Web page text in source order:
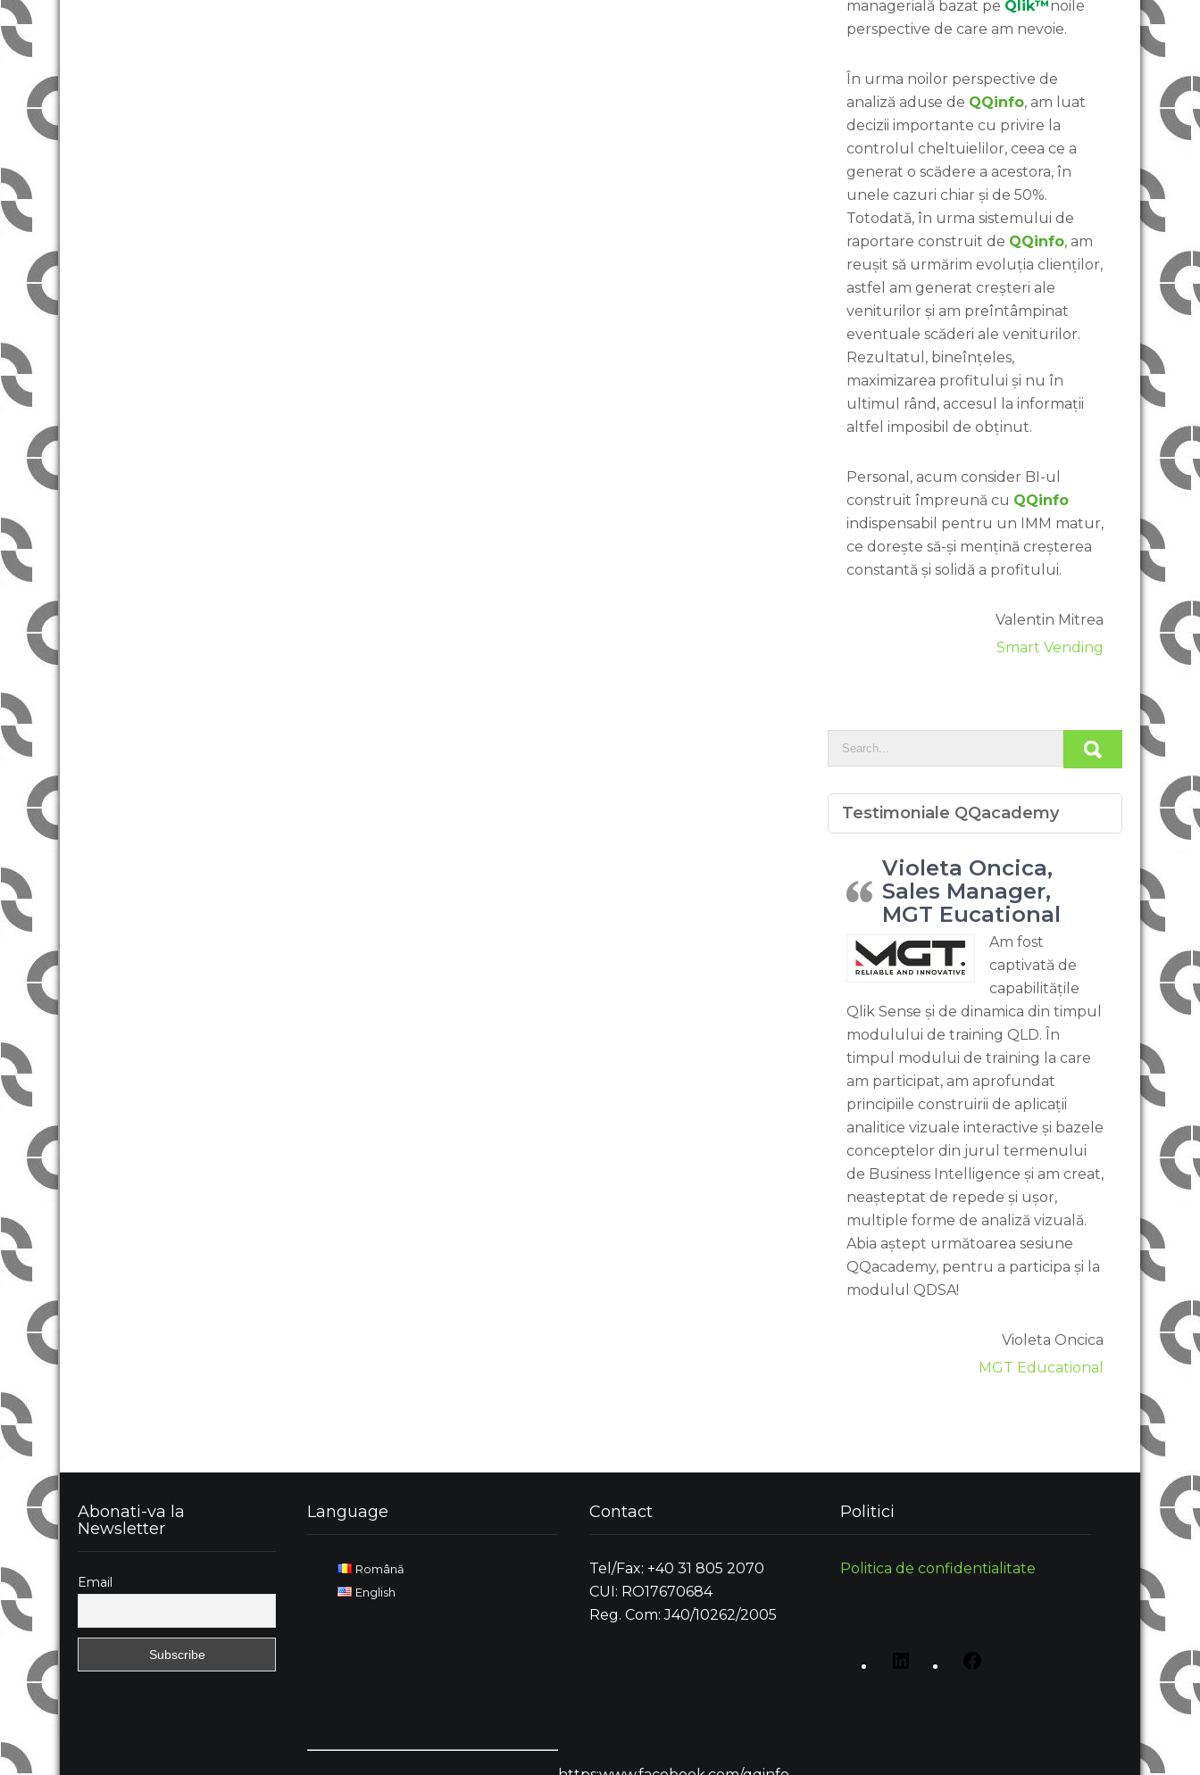
managerială bazat pe Qlik™noile
perspective de care am nevoie.
În urma noilor perspective de
analiză aduse de QQinfo, am luat
decizii importante cu privire la
controlul cheltuielilor, ceea ce a
generat o scădere a acestora, în
unele cazuri chiar și de 50%.
Totodată, în urma sistemului de
raportare construit de QQinfo, am
reușit să urmărim evoluția clienților,
astfel am generat creșteri ale
veniturilor și am preîntâmpinat
eventuale scăderi ale veniturilor.
Rezultatul, bineînțeles,
maximizarea profitului și nu în
ultimul rând, accesul la informații
altfel imposibil de obținut.
Personal, acum consider BI-ul
construit împreună cu QQinfo
indispensabil pentru un IMM matur,
ce dorește să-și mențină creșterea
constantă și solidă a profitului.
Valentin Mitrea
Smart Vending
Testimoniale QQacademy
Violeta Oncica,
Sales Manager,
MGT Eucational
Am fost
captivată de
capabilitățile
Qlik Sense și de dinamica din timpul
modulului de training QLD. În
timpul modului de training la care
am participat, am aprofundat
principiile construirii de aplicații
analitice vizuale interactive și bazele
conceptelor din jurul termenului
de Business Intelligence și am creat,
neașteptat de repede și ușor,
multiple forme de analiză vizuală.
Abia aștept următoarea sesiune
QQacademy, pentru a participa și la
modulul QDSA!
Violeta Oncica
MGT Educational
Abonati-va la
Newsletter
Email
Language
Română
English
Contact
Tel/Fax: +40 31 805 2070
CUI: RO17670684
Reg. Com: J40/10262/2005
Politici
Politica de confidentialitate